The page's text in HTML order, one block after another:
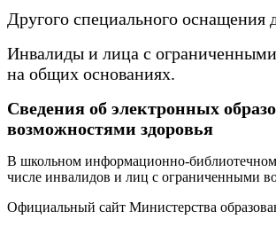
Другого специального оснащения
Инвалиды и лица с ограниченными
на общих основаниях.
Сведения об электронных
возможностями здоровья
В школьном информационно-библиотечном
числе инвалидов и лиц с ограниченными
Официальный сайт Министерства